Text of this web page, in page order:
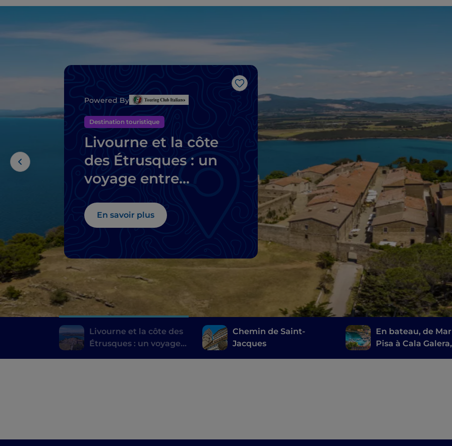
J’aime
Powered By
Destination touristique
Livourne et la côte
des Étrusques : un
voyage entre
gastronomie
En savoir plus
Livourne et la côte des
Étrusques : un voyage
Chemin de Saint-
Jacques
En bateau, de
Pisa à Cala